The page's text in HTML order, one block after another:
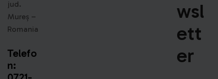
Wsl
Ett
Er
jud.
Mureș –
Romania
Telefo
n: